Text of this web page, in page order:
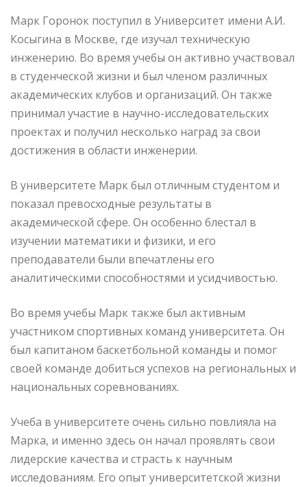
Марк Горонок поступил в Университет имени А.И.
Косыгина в Москве, где изучал техническую
инженерию. Во время учебы он активно участвовал
в студенческой жизни и был членом различных
академических клубов и организаций. Он также
принимал участие в научно-исследовательских
проектах и получил несколько наград за свои
достижения в области инженерии.
В университете Марк был отличным студентом и
показал превосходные результаты в
академической сфере. Он особенно блестал в
изучении математики и физики, и его
преподаватели были впечатлены его
аналитическими способностями и усидчивостью.
Во время учебы Марк также был активным
участником спортивных команд университета. Он
был капитаном баскетбольной команды и помог
своей команде добиться успехов на региональных и
национальных соревнованиях.
Учеба в университете очень сильно повлияла на
Марка, и именно здесь он начал проявлять свои
лидерские качества и страсть к научным
исследованиям. Его опыт университетской жизни